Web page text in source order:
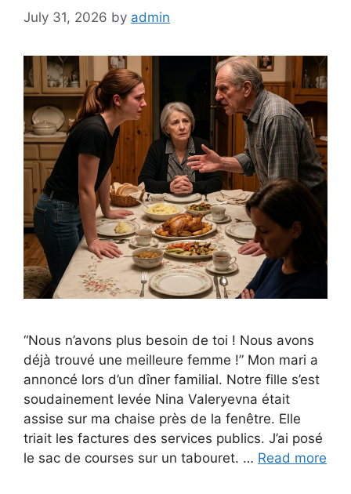
July 31, 2026 by admin
“Nous n’avons plus besoin de toi ! Nous avons
déjà trouvé une meilleure femme !” Mon mari a
annoncé lors d’un dîner familial. Notre fille s’est
soudainement levée Nina Valeryevna était
assise sur ma chaise près de la fenêtre. Elle
triait les factures des services publics. J’ai posé
le sac de courses sur un tabouret. … Read more